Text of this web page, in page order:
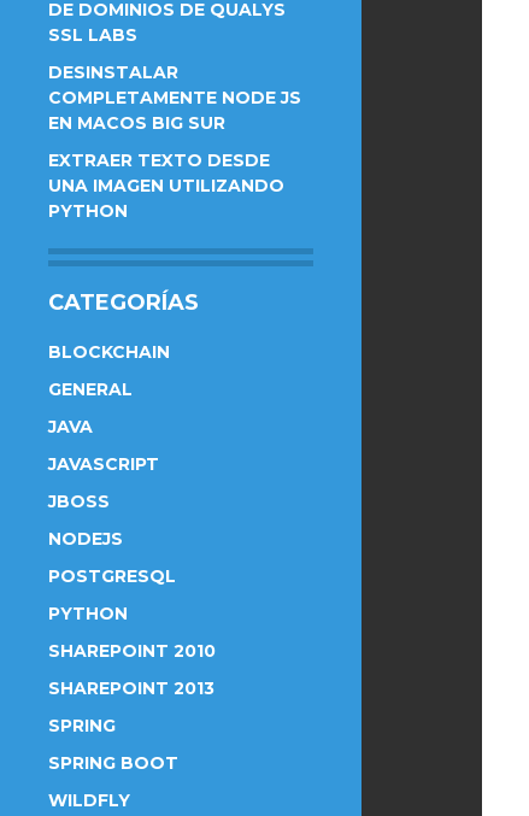
DE DOMINIOS DE QUALYS
SSL LABS
DESINSTALAR
COMPLETAMENTE NODE JS
EN MACOS BIG SUR
EXTRAER TEXTO DESDE
UNA IMAGEN UTILIZANDO
PYTHON
CATEGORÍAS
BLOCKCHAIN
GENERAL
JAVA
JAVASCRIPT
JBOSS
NODEJS
POSTGRESQL
PYTHON
SHAREPOINT 2010
SHAREPOINT 2013
SPRING
SPRING BOOT
WILDFLY